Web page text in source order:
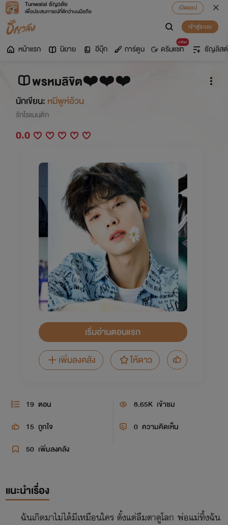
Tunwalai ธัญวลัย
เพื่อประสบการณ์ที่ดีกว่าบนมือถือ
เปิดแอป
เข้าสู่ระบบ
หน้าแรก นิยาย อีบุ๊ก การ์ตูน
มาใหม่
ดรีมแชท ธัญลิสต์
พรหมลิขิต❤️❤️❤️
นักเขียน: หมีพูห์อ้วน
รักโรแมนติก
0.0
เริ่มอ่านตอนแรก
เพิ่มลงคลัง
ให้ดาว
19 ตอน 8.65K เข้าชม
15 ถูกใจ 0 ความคิดเห็น
50 เพิ่มลงคลัง
แนะนำเรื่อง
ฉันเกิดมาไม่ได้มีเหมือนใคร ตั้งแต่ลืมตาดูโลก พ่อแม่ทิ้งฉัน